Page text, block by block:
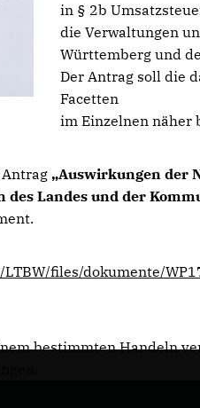
in § 2b
die Verwaltungen
Württemberg und
Der Antrag soll die
Facetten
im Einzelnen näher
AntragAuswirkungen der
Landes und der
files/dokumente/
bestimmten Handeln